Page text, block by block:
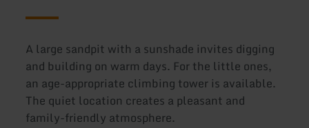
A large sandpit with a sunshade invites digging
and building on warm days. For the little ones,
an age-appropriate climbing tower is available.
The quiet location creates a pleasant and
family-friendly atmosphere.